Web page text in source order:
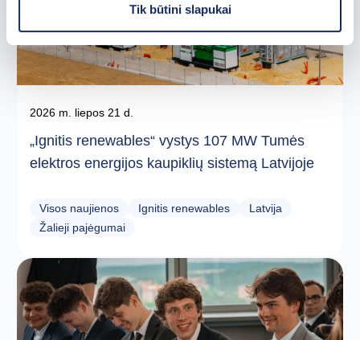
Tik būtini slapukai
2026 m. liepos 21 d.
„Ignitis renewables“ vystys 107 MW Tumės
elektros energijos kaupiklių sistemą Latvijoje
Visos naujienos Ignitis renewables
Latvija
Žalieji pajėgumai